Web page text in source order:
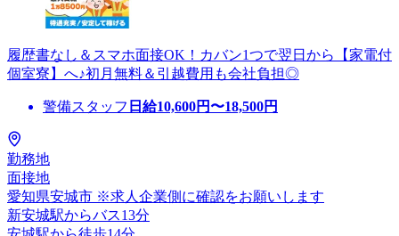
履歴書なし＆スマホ面接OK！カバン1つで翌日から【家電付
個室寮】へ♪初月無料＆引越費用も会社負担◎
警備スタッフ 日給10,600円〜18,500円
勤務地
面接地
愛知県安城市 ※求人企業側に確認をお願いします
新安城駅からバス13分